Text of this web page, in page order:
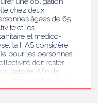
chez deux
âgées de 65
et les
et médico-
la HAS considère
pour les personnes
doit rester
Afin de
en place d’une